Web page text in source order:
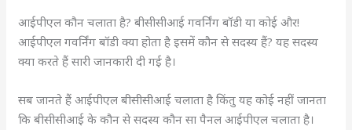
आईपीएल कौन चलाता है? बीसीसीआई गवर्निंग बॉडी या कोई और!
आईपीएल गवर्निंग बॉडी क्या होता है इसमें कौन से सदस्य हैं? यह सदस्य
क्या करते हैं सारी जानकारी दी गई है।
सब जानते हैं आईपीएल बीसीसीआई चलाता है किंतु यह कोई नहीं जानता
कि बीसीसीआई के कौन से सदस्य कौन सा पैनल आईपीएल चलाता है।